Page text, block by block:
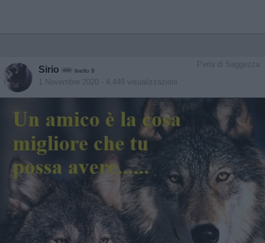
Perla di Saggezza
Sirio livello 9
1 Novembre 2020 - 4.449 visualizzazioni